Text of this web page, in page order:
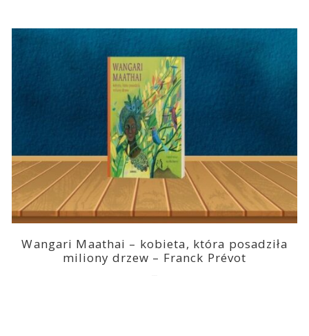
Wangari Maathai – kobieta, która posadziła
miliony drzew – Franck Prévot